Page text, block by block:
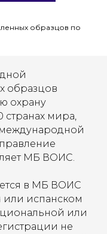
образцов по
образцов
охрану
мира,
МБ ВОИС.
в МБ ВОИС
или испанском
или
не